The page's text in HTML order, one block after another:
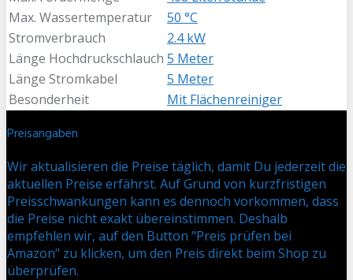
Max. Wassertemperatur
50 °C
Stromverbrauch
2.4 kW
Länge Hochdruckschlauch 5 Meter
Länge Stromkabel
5 Meter
Besonderheit
Mit Flächenreiniger
Preisangaben
Wir aktualisieren die Preise täglich, damit Du jederzeit die
aktuellen Preise erfährst. Auf Grund von kurzfristigen
Preisschwankungen kann es dennoch vorkommen, dass
die Preise nicht exakt übereinstimmen. Deshalb
empfehlen wir, auf den Button "Preis prüfen bei
Amazon" zu klicken, um den Preis direkt beim Shop zu
überprüfen.